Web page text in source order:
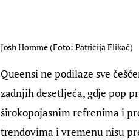
Josh Homme (Foto: Patricija Flikač)
Queensi ne podilaze sve
zadnjih desetljeća, gdje pop
širokopojasnim refrenima i
trendovima i vremenu nisu